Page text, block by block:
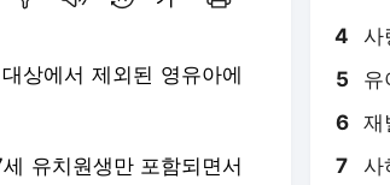
상에서 제외된 영유아에
유치원생만 포함되면서
4 사
5 유
6 재
7 사